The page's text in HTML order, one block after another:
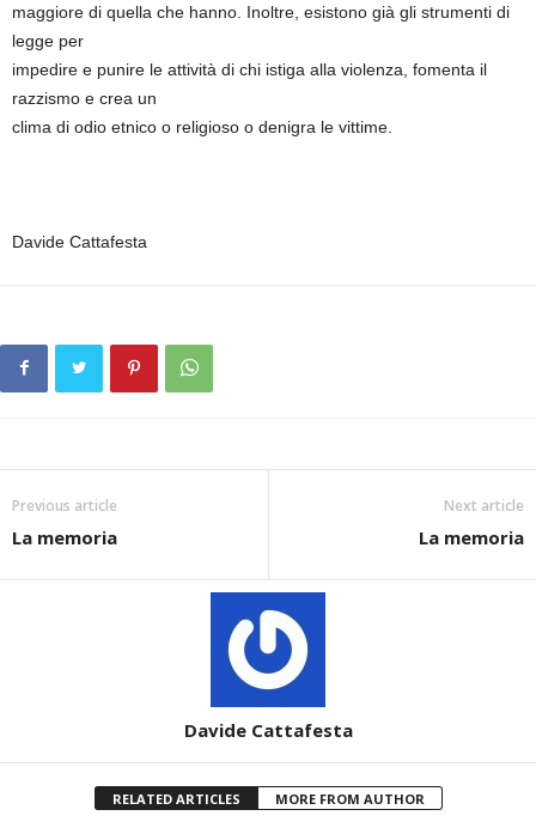
maggiore di quella che hanno. Inoltre, esistono già gli strumenti di
legge per
impedire e punire le attività di chi istiga alla violenza, fomenta il
razzismo e crea un
clima di odio etnico o religioso o denigra le vittime.
Davide Cattafesta
Previous article
La memoria
Next article
La memoria
Davide Cattafesta
RELATED ARTICLES MORE FROM AUTHOR